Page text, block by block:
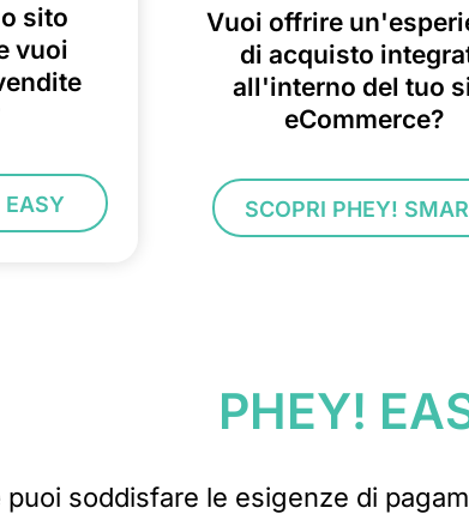
sito
vuoi
EASY
Vuoi offrire
di acquisto
all'interno del tuo
eCommerce?
SCOPRI PHEY!
PHEY!
puoi soddisfare le esigenze di